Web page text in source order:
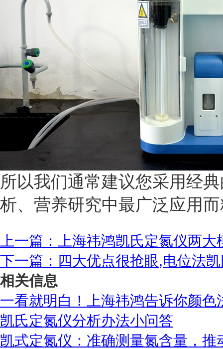
所以我们通常建议您采用经
析、营养研究中最广泛应用
上一篇：上海祎鸿凯氏定氮仪两大
下一篇：四大优点很抢眼,电位法
相关信息
一看就明白！上海祎鸿告诉你颜色
凯氏定氮仪分析办法小问答
凯式定氮仪：准确测量氮含量，